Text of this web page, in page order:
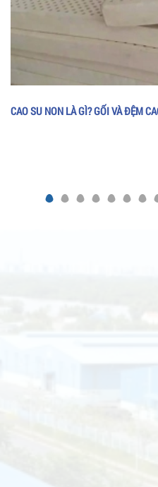
CAO SU NON LÀ GÌ? GỐI VÀ ĐỆM